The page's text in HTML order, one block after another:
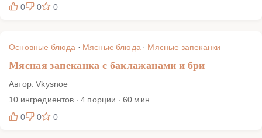
0
0 0
Основные блюда · Мясные блюда· Мясные запеканки
Мясная запеканка с баклажанами и бри
Автор: Vkysnoe
10 ингредиентов · 4 порции · 60 мин
0
0 0